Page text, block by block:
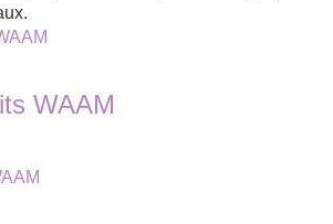
WAAM